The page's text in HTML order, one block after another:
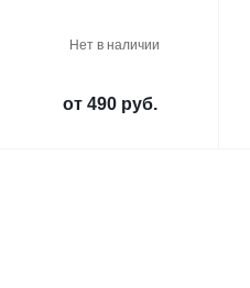
Нет в наличии
от 490 руб.